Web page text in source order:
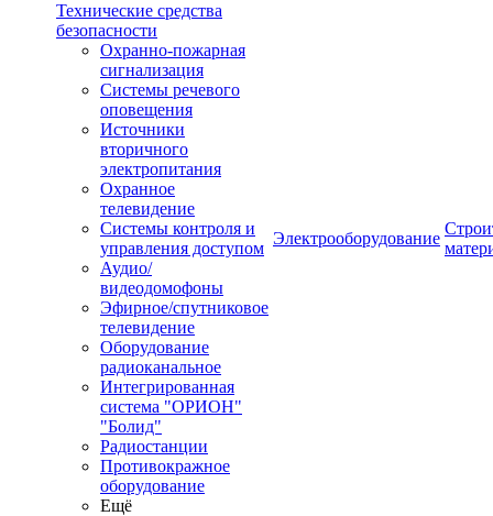
Технические средства
безопасности
Охранно-пожарная
сигнализация
Системы речевого
оповещения
Источники
вторичного
электропитания
Охранное
телевидение
Системы контроля и
управления доступом
Аудио/
видеодомофоны
Эфирное/спутниковое
телевидение
Оборудование
радиоканальное
Интегрированная
система "ОРИОН"
"Болид"
Радиостанции
Противокражное
оборудование
Ещё
Электрооборудование